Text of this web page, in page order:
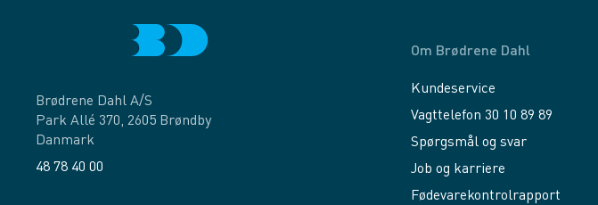
Brødrene Dahl A/S
Park Allé 370, 2605 Brøndby
Danmark
48 78 40 00
Om Brødrene Dahl
Kundeservice
Vagttelefon 30 10 89 89
Spørgsmål og svar
Job og karriere
Fødevarekontrolrapport